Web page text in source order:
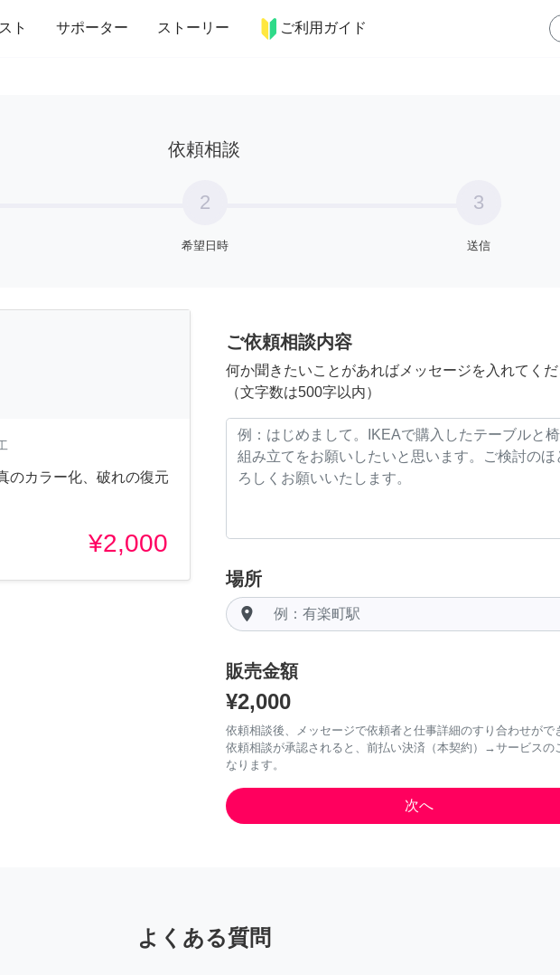
ト サポーター ストーリー ご利用ガイド
インテリア 趣味・習い事 ペット 料理
依頼相談
2
希望日時
3
送信
のカラー化、破れの復元
¥2,000
ご依頼相談内容
何か聞きたいことがあればメッセージを入れてく
（文字数は500字以内）
場所
room
販売金額
¥2,000
依頼相談後、メッセージで依頼者と仕事詳細のすり合わせがで
依頼相談が承認されると、前払い決済（本契約）→サービスの
なります。
よくある質問